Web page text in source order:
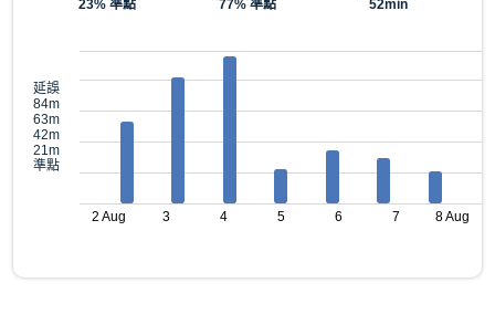
23% 準點
77% 準點
52min
延誤
84m
63m
42m
21m
準點
2 Aug 3 4 5 6 7 8 Aug